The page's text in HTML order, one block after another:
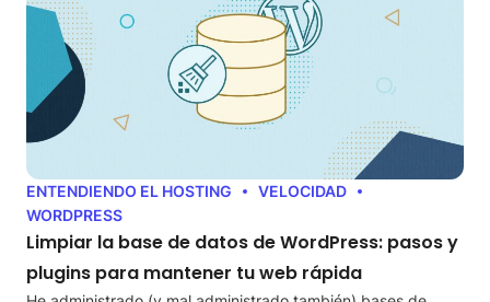
ENTENDIENDO EL HOSTING
VELOCIDAD
WORDPRESS
Limpiar la base de datos de WordPress: pasos y
plugins para mantener tu web rápida